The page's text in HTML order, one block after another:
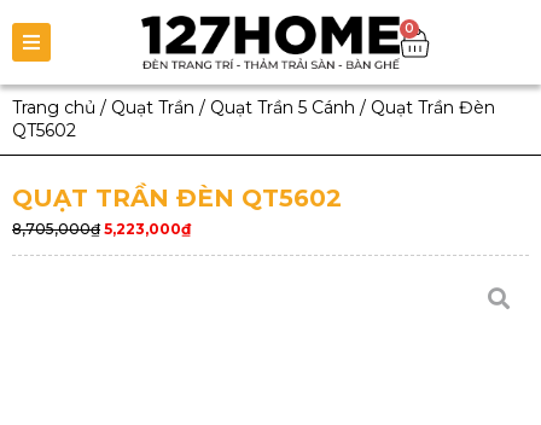
0
Trang chủ / Quạt Trần / Quạt Trần 5 Cánh / Quạt Trần Đèn
QT5602
QUẠT TRẦN ĐÈN QT5602
8,705,000₫ 5,223,000₫